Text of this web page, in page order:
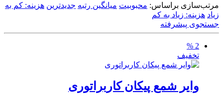
مرتب‌سازی براساس: محبوبیت میانگین رتبه جدیدترین هزینه: کم به
زیاد هزینه: زیاد به کم
جستجوی پیشرفته
2 %
تخفیف
وایر شمع پیکان کاربراتوری